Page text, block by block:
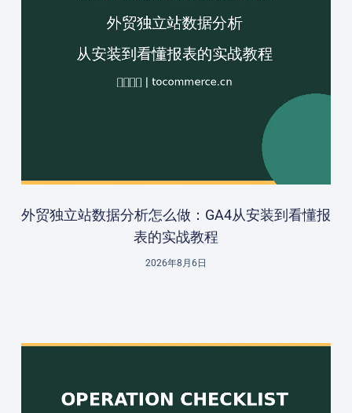
外贸独立站数据分析怎么做：GA4从安装到看懂报
表的实战教程
2026年8月6日